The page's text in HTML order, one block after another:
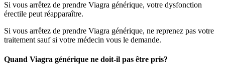
Si vous arrêtez de prendre Viagra générique, votre dysfonction
érectile peut réapparaître.
Si vous arrêtez de prendre Viagra générique, ne reprenez pas votre
traitement sauf si votre médecin vous le demande.
Quand Viagra générique ne doit-il pas être pris?